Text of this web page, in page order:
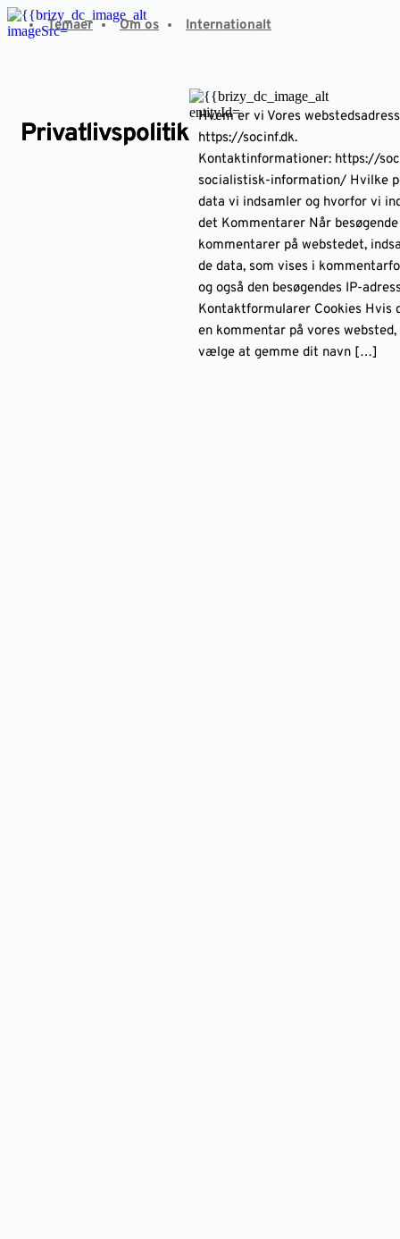
Fortsæt
til
Temaer Om os Internationalt
Privatlivspolitik
Hvem er vi Vores
https://socinf.dk.
Kontaktinformationer: https://
socialistisk-information/ Hvilke
data vi indsamler og hvorfor vi
det Kommentarer Når
kommentarer på webstedet,
de data, som vises i
og også den besøgendes IP-
Kontaktformularer Cookies Hvis
en kommentar på vores websted,
vælge at gemme dit navn […]